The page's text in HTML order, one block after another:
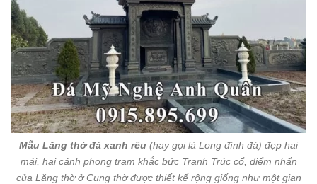
Mẫu Lăng thờ đá xanh rêu (hay gọi là Long đình đá) đẹp hai
mái, hai cánh phong trạm khắc bức Tranh Trúc cổ, điểm nhấn
của Lăng thờ ở Cung thờ được thiết kế rộng giống như một gian